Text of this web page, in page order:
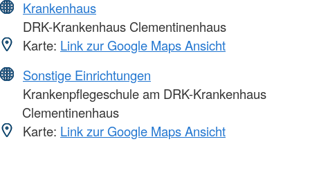
Krankenhaus
DRK-Krankenhaus Clementinenhaus
Karte: Link zur Google Maps Ansicht
Sonstige Einrichtungen
Krankenpflegeschule am DRK-Krankenhaus
Clementinenhaus
Karte: Link zur Google Maps Ansicht